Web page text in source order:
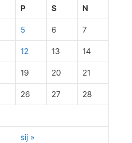
P S N
sij »
5 6 7
12 13 14
19 20 21
26 27 28